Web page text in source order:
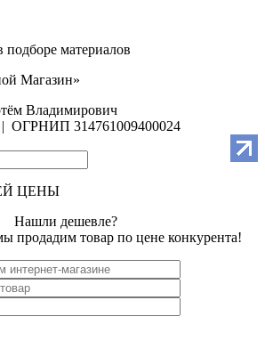
материалов
Магазин»
Владимирович
ОГРНИП 314761009400024
ЦЕНЫ
Нашли дешевле?
продадим товар по цене конкурента!